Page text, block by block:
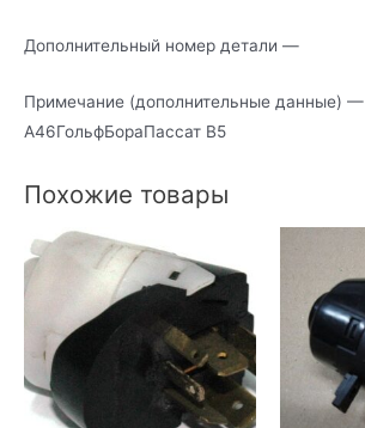
Дополнительный номер детали —
Примечание (дополнительные данные) —
А46ГольфБораПассат В5
Похожие товары